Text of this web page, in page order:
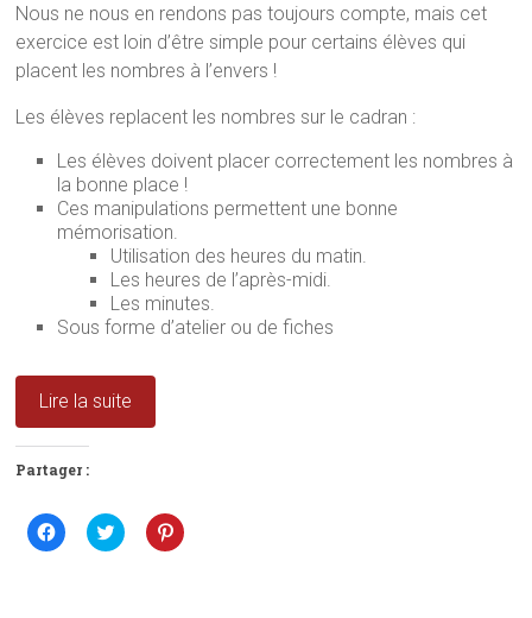
Nous ne nous en rendons pas toujours compte, mais cet
exercice est loin d’être simple pour certains élèves qui
placent les nombres à l’envers !
Les élèves replacent les nombres sur le cadran :
Les élèves doivent placer correctement les nombres à
la bonne place !
Ces manipulations permettent une bonne
mémorisation.
Utilisation des heures du matin.
Les heures de l’après-midi.
Les minutes.
Sous forme d’atelier ou de fiches
Lire la suite
Partager :
C
l
C
l
C
l